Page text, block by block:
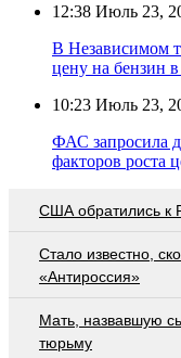
12:38 Июль 23,
В Независимом
цену на бензин
10:23 Июль 23,
ФАС запросила
факторов роста
США обратились к
Стало известно,
«Антироссия»
Мать, назвавшую
тюрьму